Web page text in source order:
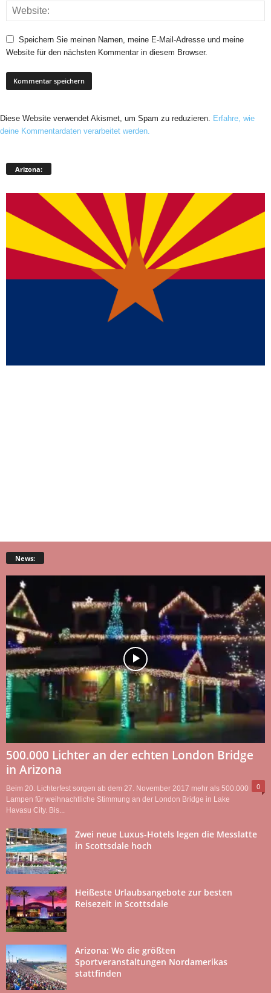
Speichern Sie meinen Namen, meine E-Mail-Adresse und meine
Website für den nächsten Kommentar in diesem Browser.
Diese Website verwendet Akismet, um Spam zu reduzieren.
Erfahre, wie
deine Kommentardaten verarbeitet werden.
Arizona:
News:
500.000 Lichter an der echten London Bridge
in Arizona
0
Beim 20. Lichterfest sorgen ab dem 27. November 2017 mehr als 500.000
Lampen für weihnachtliche Stimmung an der London Bridge in Lake
Havasu City. Bis...
Zwei neue Luxus-Hotels legen die Messlatte
in Scottsdale hoch
Heißeste Urlaubsangebote zur besten
Reisezeit in Scottsdale
Arizona: Wo die größten
Sportveranstaltungen Nordamerikas
stattfinden